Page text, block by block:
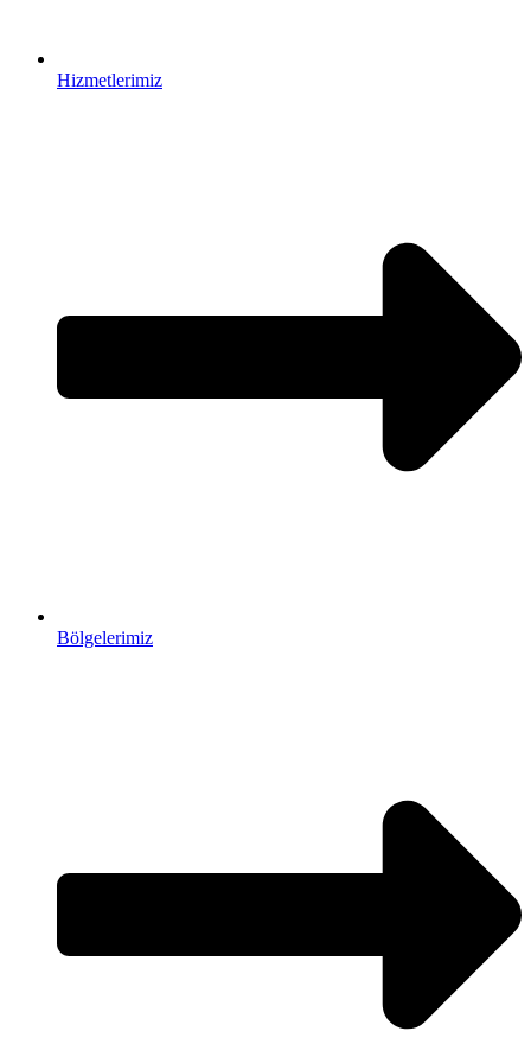
Hizmetlerimiz
Bölgelerimiz